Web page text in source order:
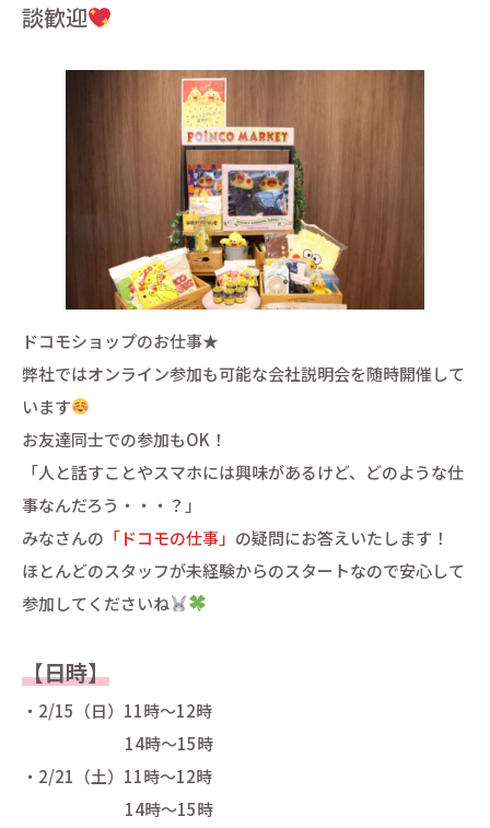
談歓迎
ドコモショップのお仕事★
弊社ではオンライン参加も可能な会社説明会を随時開催して
います
お友達同士での参加もOK！
「人と話すことやスマホには興味があるけど、どのような仕
事なんだろう・・・？」
みなさんの 「ドコモの仕事」 の疑問にお答えいたします！
ほとんどのスタッフが未経験からのスタートなので安心して
参加してくださいね
【日時】
・2/15（日）11時～12時
14時～15時
・2/21（土）11時～12時
14時～15時